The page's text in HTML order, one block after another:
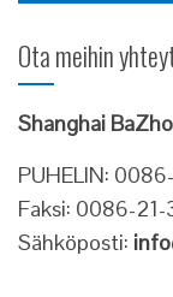
Ota meihin
Shanghai
PUHELIN:
Faksi: 0086-
Sähköposti: